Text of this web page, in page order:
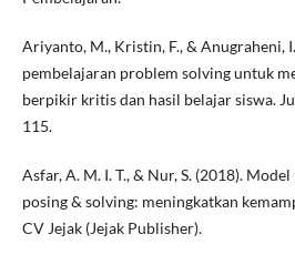
Ariyanto, M., Kristin, F., & Anugraheni,
pembelajaran problem solving untuk
berpikir kritis dan hasil belajar siswa.
115.
Asfar, A. M. I. T., & Nur, S. (2018).
posing & solving: meningkatkan
CV Jejak (Jejak Publisher).